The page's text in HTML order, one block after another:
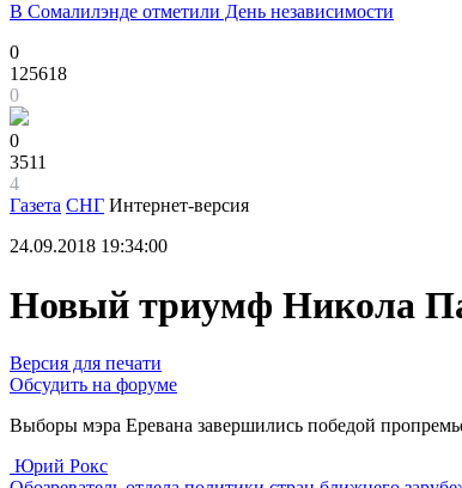
В Сомалилэнде отметили День независимости
0
125618
0
0
3511
4
Газета СНГ Интернет-версия
24.09.2018 19:34:00
Новый триумф Никола
Версия для печати
Обсудить на форуме
Выборы мэра Еревана завершились победой
Юрий Рокс